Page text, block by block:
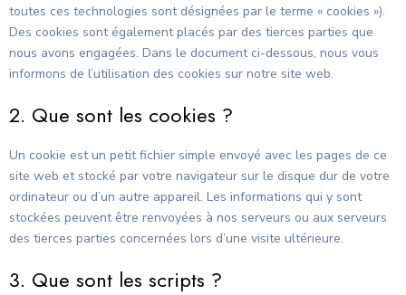
toutes ces technologies sont désignées par le terme « cookies »).
Des cookies sont également placés par des tierces parties que
nous avons engagées. Dans le document ci-dessous, nous vous
informons de l’utilisation des cookies sur notre site web.
2. Que sont les cookies ?
Un cookie est un petit fichier simple envoyé avec les pages de ce
site web et stocké par votre navigateur sur le disque dur de votre
ordinateur ou d’un autre appareil. Les informations qui y sont
stockées peuvent être renvoyées à nos serveurs ou aux serveurs
des tierces parties concernées lors d’une visite ultérieure.
3. Que sont les scripts ?